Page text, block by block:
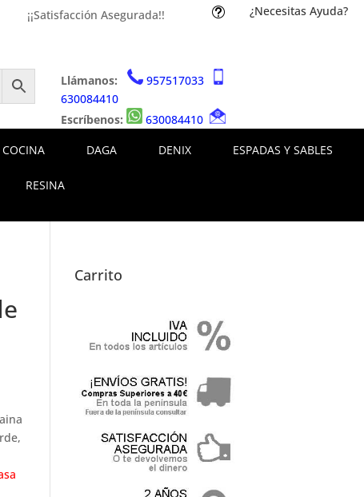
¡¡Satisfacción Asegurada!! t ¿Necesitas Ayuda?
Llámanos:
957517033
630084410
Escríbenos:
630084410
DAGA DENIX ESPADAS Y SABLES
RESINA
Carrito